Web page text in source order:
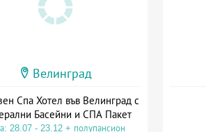
Велинград
Спа Хотел във Велинград с
Басейни и СПА Пакет
28.07 - 23.12 + полупансион